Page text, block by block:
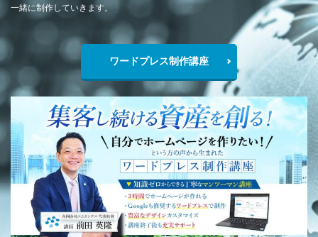
一緒に制作していきます。
ワードプレス制作講座